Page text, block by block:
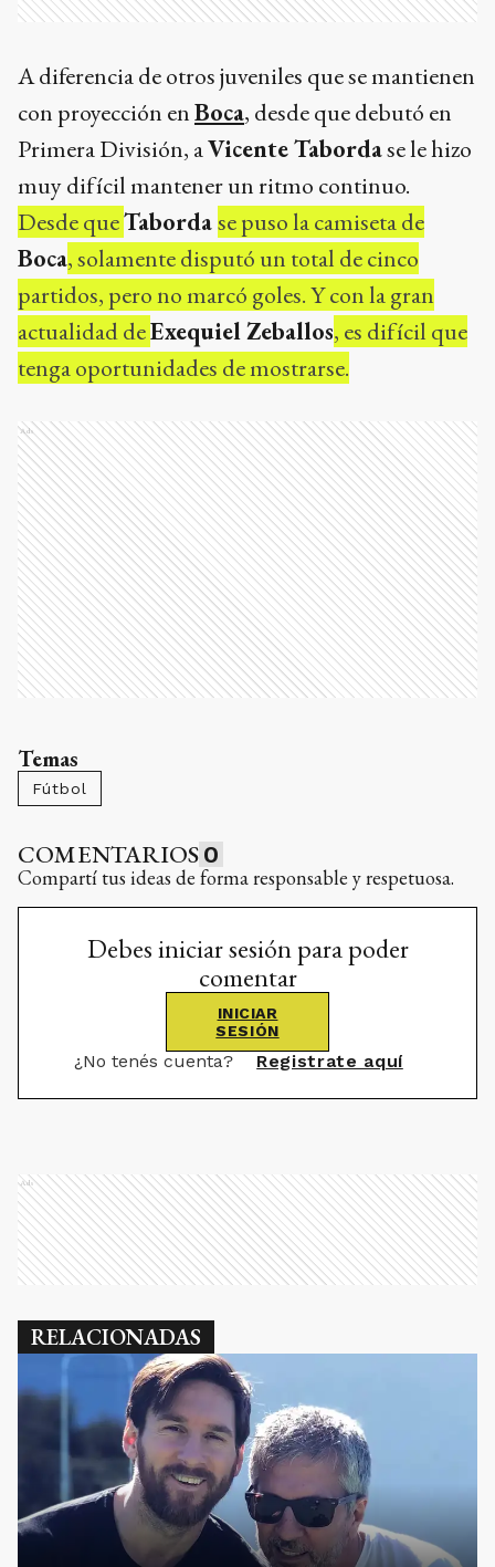
A diferencia de otros juveniles que se mantienen
con proyección enBoca, desde que debutó en
Primera División, aVicente Tabordase le hizo
muy difícil mantener un ritmo continuo.
Desde queTabordase puso la camiseta de
Boca, solamente disputó un total de cinco
partidos, pero no marcó goles. Y con la gran
actualidad deExequiel Zeballos, es difícil que
tenga oportunidades de mostrarse.
Ads
Temas
Fútbol
COMENTARIOS 0
Compartí tus ideas de forma responsable y respetuosa.
Debes iniciar sesión para poder
comentar
INICIAR
SESIÓN
¿No tenés cuenta? Registrate aquí
Ads
RELACIONADAS